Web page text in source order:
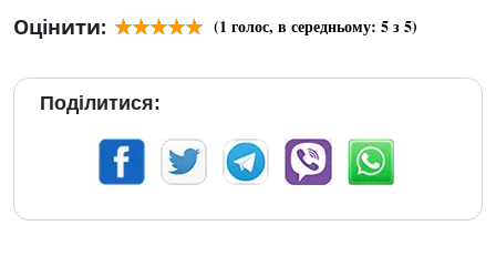
Оцінити:
(1 голос, в середньому: 5з 5)
Поділитися: